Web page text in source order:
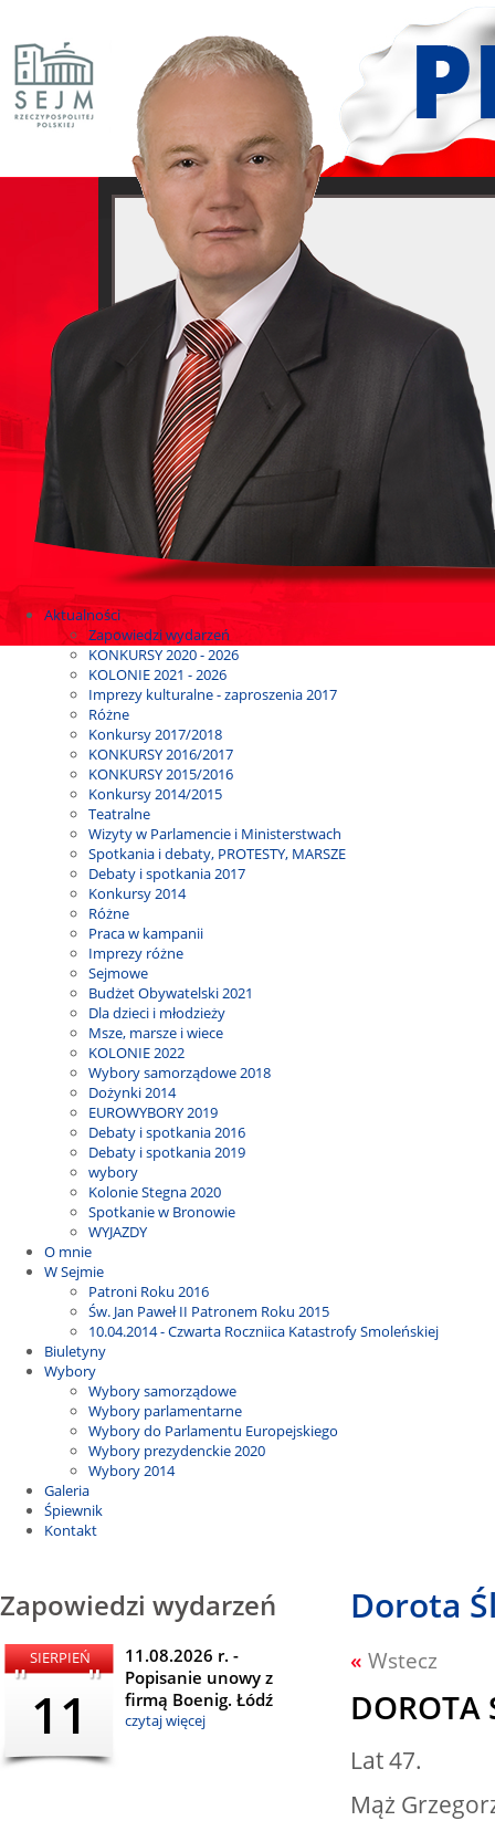
Aktualności
Zapowiedzi wydarzeń
KONKURSY 2020 - 2026
KOLONIE 2021 - 2026
Imprezy kulturalne - zaproszenia 2017
Różne
Konkursy 2017/2018
KONKURSY 2016/2017
KONKURSY 2015/2016
Konkursy 2014/2015
Teatralne
Wizyty w Parlamencie i Ministerstwach
Spotkania i debaty, PROTESTY, MARSZE
Debaty i spotkania 2017
Konkursy 2014
Różne
Praca w kampanii
Imprezy różne
Sejmowe
Budżet Obywatelski 2021
Dla dzieci i młodzieży
Msze, marsze i wiece
KOLONIE 2022
Wybory samorządowe 2018
Dożynki 2014
EUROWYBORY 2019
Debaty i spotkania 2016
Debaty i spotkania 2019
wybory
Kolonie Stegna 2020
Spotkanie w Bronowie
WYJAZDY
O mnie
W Sejmie
Patroni Roku 2016
Św. Jan Paweł II Patronem Roku 2015
10.04.2014 - Czwarta Roczniica Katastrofy Smoleńskiej
Biuletyny
Wybory
Wybory samorządowe
Wybory parlamentarne
Wybory do Parlamentu Europejskiego
Wybory prezydenckie 2020
Wybory 2014
Galeria
Śpiewnik
Kontakt
Zapowiedzi wydarzeń
SIERPIEŃ
11
11.08.2026 r. -
Popisanie unowy z
firmą Boenig. Łódź
czytaj więcej
Dorota
« Wstecz
DOROTA
Lat 47.
Mąż